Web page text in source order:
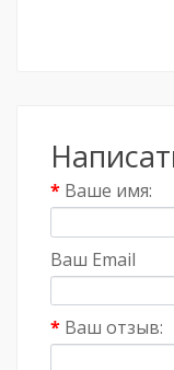
Ваше имя:
Ваш Email
Ваш отзыв: